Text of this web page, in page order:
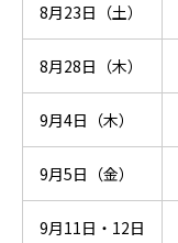
8月23日（土）
8月28日（木）
9月4日（木）
9月5日（金）
9月11日・12日